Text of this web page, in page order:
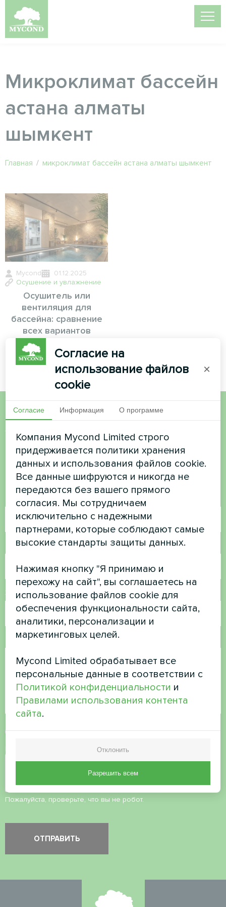
Микроклимат бассейн
астана алматы
шымкент
Главная / микроклимат бассейн астана алматы шымкент
Mycond
01.12.2025
Осушение и увлажнение
Осушитель или
вентиляция для
бассейна: сравнение
всех вариантов
Хотите купить или у вас
есть вопросы?
Свяжитесь с нами, и мы поможем вам
Имя
Номер телефона
Электронная почта
Комментарий
Пожалуйста, проверьте, что вы не робот.
Согласие на
использование файлов
cookie
×
Согласие Информация О программе
Компания Mycond Limited строго
придерживается политики хранения
данных и использования файлов cookie.
Все данные шифруются и никогда не
передаются без вашего прямого
согласия. Мы сотрудничаем
исключительно с надежными
партнерами, которые соблюдают самые
высокие стандарты защиты данных.
Нажимая кнопку "Я принимаю и
перехожу на сайт", вы соглашаетесь на
использование файлов cookie для
обеспечения функциональности сайта,
аналитики, персонализации и
маркетинговых целей.
Mycond Limited обрабатывает все
персональные данные в соответствии с
Политикой конфиденциальности и
Правилами использования контента
сайта.
Отклонить
Разрешить всем